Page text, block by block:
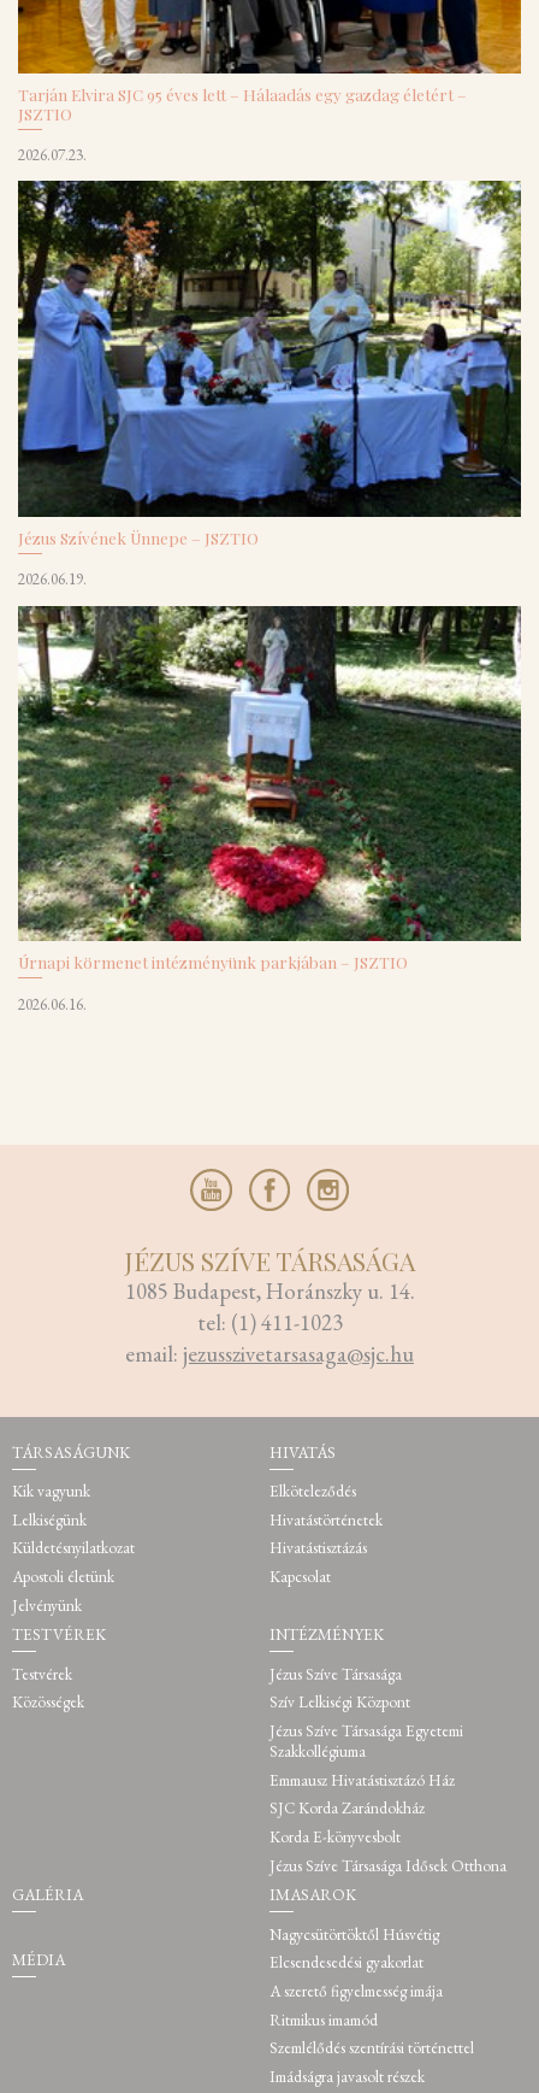
Tarján Elvira SJC 95 éves lett – Hálaadás egy gazdag életért –
JSZTIO
2026.07.23.
Jézus Szívének Ünnepe – JSZTIO
2026.06.19.
Úrnapi körmenet intézményünk parkjában – JSZTIO
2026.06.16.
JÉZUS SZÍVE TÁRSASÁGA
1085 Budapest, Horánszky u. 14.
tel: (1) 411-1023
email: jezusszivetarsasaga@sjc.hu
TÁRSASÁGUNK
Kik vagyunk
Lelkiségünk
Küldetésnyilatkozat
Apostoli életünk
Jelvényünk
HIVATÁS
Elköteleződés
Hivatástörténetek
Hivatástisztázás
Kapcsolat
TESTVÉREK
Testvérek
Közösségek
INTÉZMÉNYEK
Jézus Szíve Társasága
Szív Lelkiségi Központ
Jézus Szíve Társasága Egyetemi
Szakkollégiuma
Emmausz Hivatástisztázó Ház
SJC Korda Zarándokház
Korda E-könyvesbolt
Jézus Szíve Társasága Idősek Otthona
GALÉRIA
MÉDIA
IMASAROK
Nagycsütörtöktől Húsvétig
Elcsendesedési gyakorlat
A szerető figyelmesség imája
Ritmikus imamód
Szemlélődés szentírási történettel
Imádságra javasolt részek